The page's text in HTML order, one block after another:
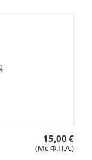
15,00 €
(Με Φ.Π.Α.)